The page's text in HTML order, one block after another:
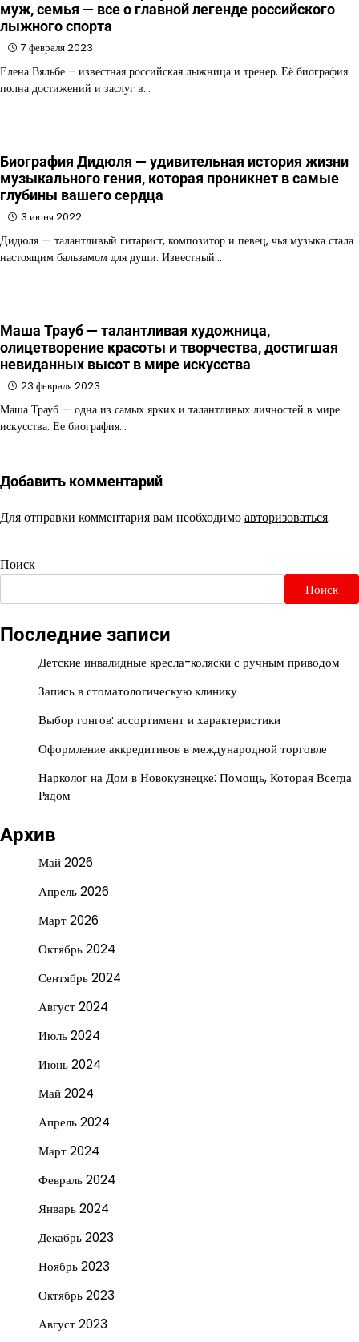
муж, семья — все о главной легенде российского
лыжного спорта
7 февраля 2023
Елена Вяльбе – известная российская лыжница и тренер. Её биография
полна достижений и заслуг в…
Биография Дидюля — удивительная история жизни
музыкального гения, которая проникнет в самые
глубины вашего сердца
3 июня 2022
Дидюля — талантливый гитарист, композитор и певец, чья музыка стала
настоящим бальзамом для души. Известный…
Маша Трауб — талантливая художница,
олицетворение красоты и творчества, достигшая
невиданных высот в мире искусства
23 февраля 2023
Маша Трауб — одна из самых ярких и талантливых личностей в мире
искусства. Ее биография…
Добавить комментарий
Для отправки комментария вам необходимоавторизоваться.
Поиск
Поиск
Последние записи
Детские инвалидные кресла-коляски с ручным приводом
Запись в стоматологическую клинику
Выбор гонгов: ассортимент и характеристики
Оформление аккредитивов в международной торговле
Нарколог на Дом в Новокузнецке: Помощь, Которая Всегда
Рядом
Архив
Май 2026
Апрель 2026
Март 2026
Октябрь 2024
Сентябрь 2024
Август 2024
Июль 2024
Июнь 2024
Май 2024
Апрель 2024
Март 2024
Февраль 2024
Январь 2024
Декабрь 2023
Ноябрь 2023
Октябрь 2023
Август 2023